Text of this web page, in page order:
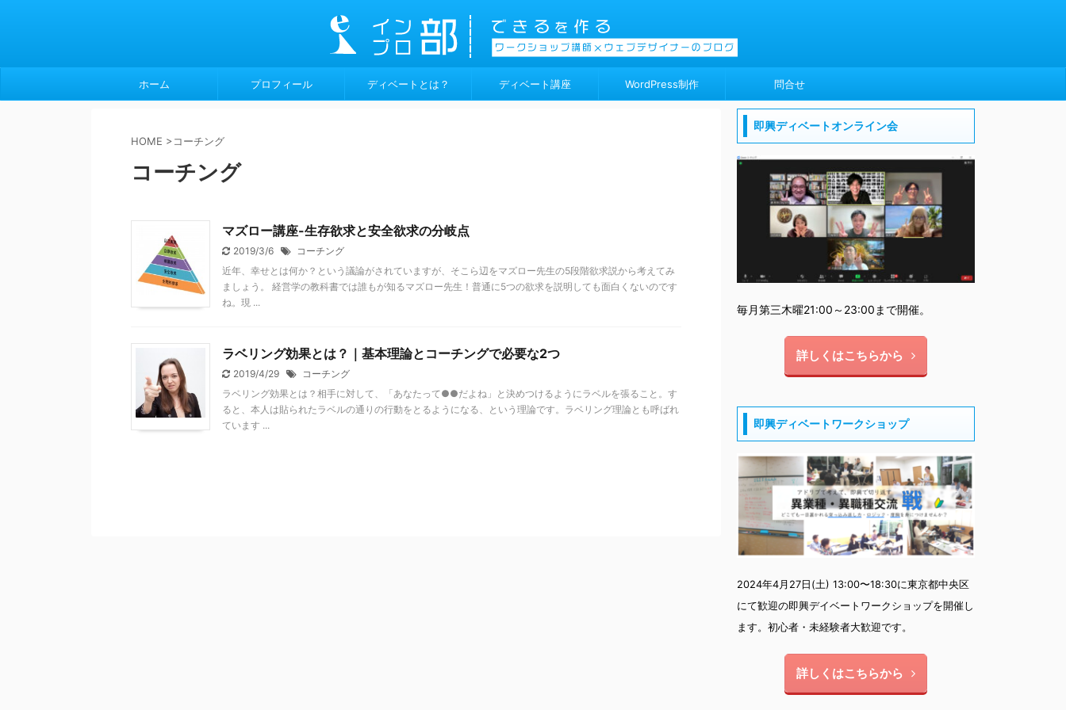
ホーム プロフィール ディベートとは？ ディベート講座 WordPress制作 問合せ
HOME >コーチング
コーチング
マズロー講座-生存欲求と安全欲求の分岐点
2019/3/6
コーチング
近年、幸せとは何か？という議論がされていますが、そこら辺をマズロー先生の5段階欲求説から考えてみ
ましょう。 経営学の教科書では誰もが知るマズロー先生！普通に5つの欲求を説明しても面白くないのです
ね。現 ...
ラベリング効果とは？｜基本理論とコーチングで必要な2つ
2019/4/29
コーチング
ラベリング効果とは？相手に対して、「あなたって●●だよね」と決めつけるようにラベルを張ること。す
ると、本人は貼られたラベルの通りの行動をとるようになる、という理論です。ラベリング理論とも呼ばれ
ています ...
即興ディベートオンライン会
毎月第三木曜21:00～23:00まで開催。
詳しくはこちらから
即興ディベートワークショップ
2024年4月27日(土) 13:00〜18:30に東京都中央区
にて歓迎の即興デイベートワークショップを開催し
ます。初心者・未経験者大歓迎です。
詳しくはこちらから